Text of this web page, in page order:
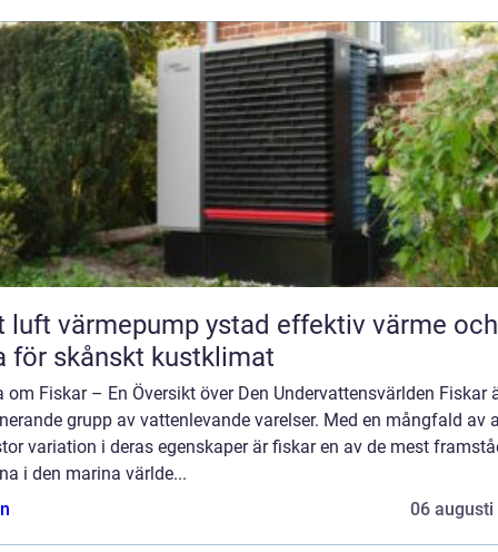
värmepump ystad effektiv värme och
för skånskt kustklimat
om Fiskar – En Översikt över Den Undervattensvärlden Fiskar
grupp av vattenlevande varelser. Med en mångfald av
variation i deras egenskaper är fiskar en av de mest
i den marina världe...
06 augusti